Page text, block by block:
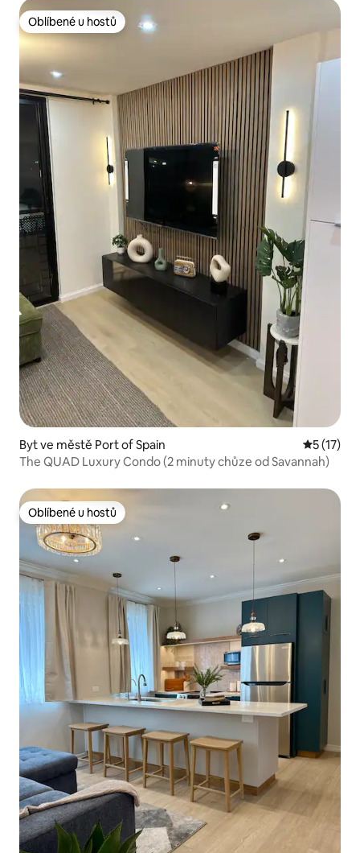
Oblíbené u hostů
Oblíbené u hostů
Byt ve městě Port of Spain
5 (17)
The QUAD Luxury Condo (2 minuty chůze od Savannah)
Oblíbené u hostů
Oblíbené u hostů